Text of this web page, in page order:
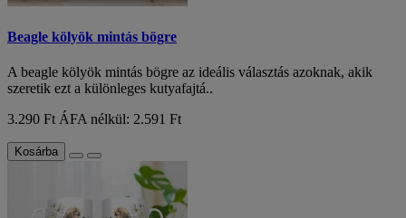
Beagle kölyök mintás bögre
A beagle kölyök mintás bögre az ideális választás azoknak, akik
szeretik ezt a különleges kutyafajtá..
3.290 FtÁFA nélkül: 2.591 Ft
Kosárba